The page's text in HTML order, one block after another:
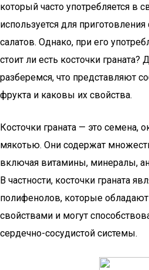
который часто употребляется в
используется для
салатов. Однако, при его
стоит ли есть косточки граната?
разберемся, что представляют
фрукта и каковы их свойства.
Косточки граната — это семена,
мякотью. Они содержат
включая витамины, минералы,
В частности, косточки граната
полифенолов, которые
свойствами и могут
сердечно-сосудистой системы.